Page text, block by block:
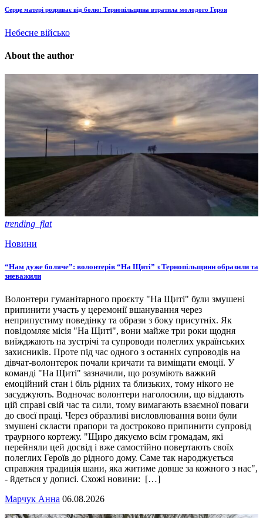
Серце матері розриває від болю: Тернопільщина втратила молодого Героя
Небесне військо
About the author
trending_flat
Новини
“Нам дуже боляче”: волонтерів “На Щиті” з Тернопільщини образили та
зневажили
Волонтери гуманітарного проєкту "На Щиті" були змушені
припинити участь у церемонії вшанування через
неприпустиму поведінку та образи з боку присутніх. Як
повідомляє місія "На Щиті", вони майже три роки щодня
виїжджають на зустрічі та супроводи полеглих українських
захисників. Проте під час одного з останніх супроводів на
дівчат-волонтерок почали кричати та виміщати емоції. У
команді "На Щиті" зазначили, що розуміють важкий
емоційний стан і біль рідних та близьких, тому нікого не
засуджують. Водночас волонтери наголосили, що віддають
цій справі свій час та сили, тому вимагають взаємної поваги
до своєї праці. Через образливі висловлювання вони були
змушені скласти прапори та достроково припинити супровід
траурного кортежу. "Щиро дякуємо всім громадам, які
перейняли цей досвід і вже самостійно повертають своїх
полеглих Героїв до рідного дому. Саме так народжується
справжня традиція шани, яка житиме довше за кожного з нас",
- йдеться у дописі. Схожі новини: […]
Марчук Анна 06.08.2026